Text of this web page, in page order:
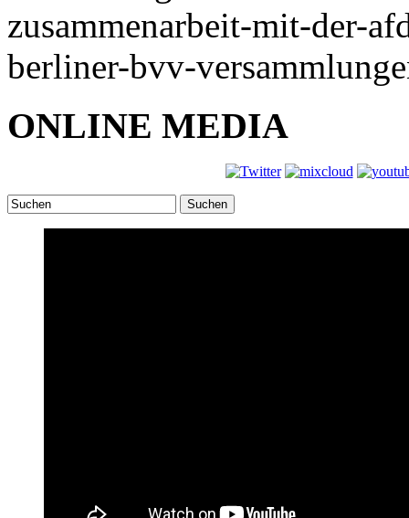
zusammenarbeit-mit-der-
berliner-bvv-
ONLINE MEDIA
Suchen